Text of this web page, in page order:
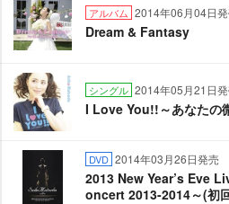
アルバム 2014年06月04日
Dream & Fantasy
シングル 2014年05月21日
I Love You!!～あなたの
DVD 2014年03月26日発売
2013 New Year’s Eve
oncert 2013-2014～(初